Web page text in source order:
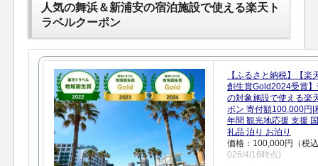
人気の舞浜＆新浦安の宿泊施設で使える楽天ト
ラベルクーポン
【ふるさと納税】【楽
創生賞Gold2024受賞
の対象施設で使える楽
ポン 寄付額100,000円|
年間 観光地応援 支援
礼品 泊り お泊り
価格：100,000円（税
026/4/16時点)